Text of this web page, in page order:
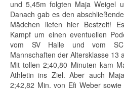
und 5,45m folgten Maja Weigel
Danach gab es den
Mädchen liefen hier Bestzeit!
Kampf um einen eventuellen
vom SV Halle und vom
Mannschaften der Altersklasse 13
Mit tollen 2;40,80 Minuten kam
Athletin ins Ziel. Aber auch
2;42,82 Min. von Efi Weber